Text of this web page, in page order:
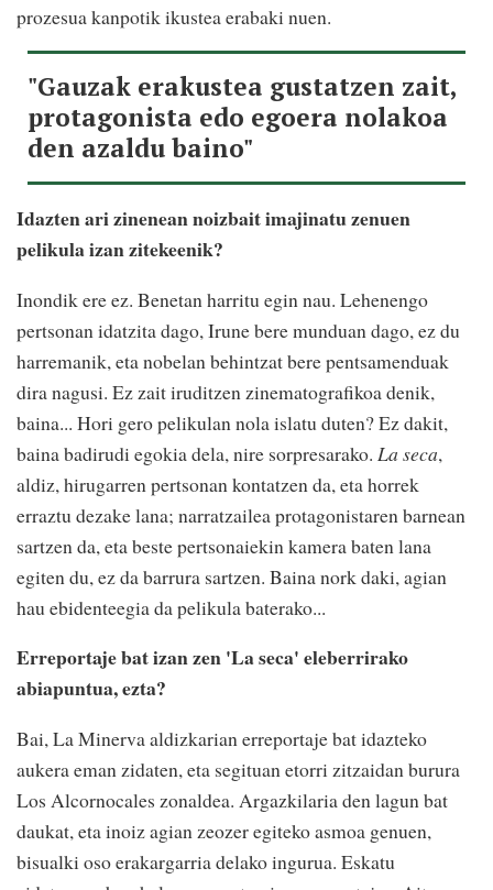
prozesua kanpotik ikustea erabaki nuen.
"Gauzak erakustea gustatzen zait,
protagonista edo egoera nolakoa
den azaldu baino"
Idazten ari zinenean noizbait imajinatu zenuen
pelikula izan zitekeenik?
Inondik ere ez. Benetan harritu egin nau. Lehenengo
pertsonan idatzita dago, Irune bere munduan dago, ez du
harremanik, eta nobelan behintzat bere pentsamenduak
dira nagusi. Ez zait iruditzen zinematografikoa denik,
baina... Hori gero pelikulan nola islatu duten? Ez dakit,
baina badirudi egokia dela, nire sorpresarako. La seca,
aldiz, hirugarren pertsonan kontatzen da, eta horrek
erraztu dezake lana; narratzailea protagonistaren barnean
sartzen da, eta beste pertsonaiekin kamera baten lana
egiten du, ez da barrura sartzen. Baina nork daki, agian
hau ebidenteegia da pelikula baterako...
Erreportaje bat izan zen 'La seca' eleberrirako
abiapuntua, ezta?
Bai, La Minerva aldizkarian erreportaje bat idazteko
aukera eman zidaten, eta segituan etorri zitzaidan burura
Los Alcornocales zonaldea. Argazkilaria den lagun bat
daukat, eta inoiz agian zeozer egiteko asmoa genuen,
bisualki oso erakargarria delako ingurua. Eskatu